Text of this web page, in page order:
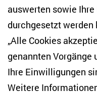
Forschungsinteressen
Psychische
Bereich
Inklusion an
auswerten sowie
durchgesetzt
„Alle Cookies
genannten Vorgänge
Ihre Einwilligungen
Weitere